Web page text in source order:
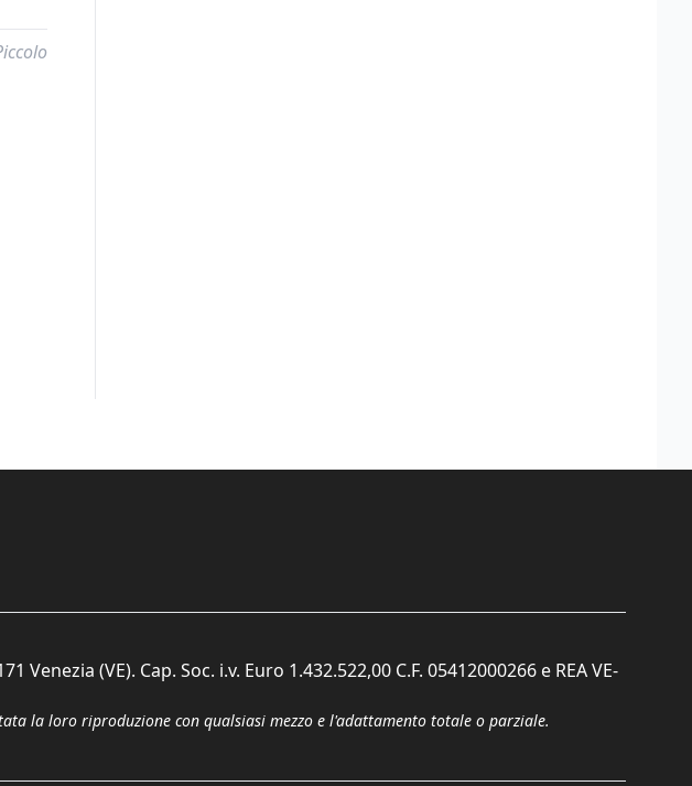
(VE). Cap. Soc. i.v. Euro 1.432.522,00 C.F. 05412000266 e REA VE-
la loro riproduzione con qualsiasi mezzo e l'adattamento totale o parziale.